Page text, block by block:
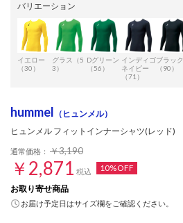
バリエーション
イエロー
（30）
グラス（5
3）
Dグリーン
（56）
インディゴ
ネイビー
（71）
ブラック
（90）
hummel （ヒュンメル）
ヒュンメル フィットインナーシャツ(レッド)
通常価格： ￥3,190
￥2,871 税込
10%OFF
お取り寄せ商品
お届け予定日はサイズ欄をご確認ください。